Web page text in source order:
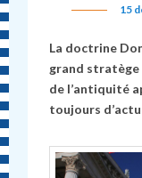
15
La doctrine
grand
de l’antiquité
toujours